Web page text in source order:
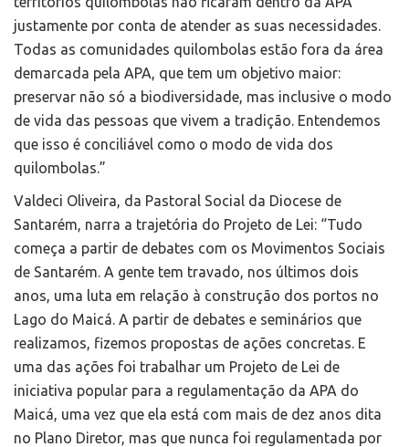
justamente por conta de atender as suas necessidades.
Todas as comunidades quilombolas estão fora da área
demarcada pela APA, que tem um objetivo maior:
preservar não só a biodiversidade, mas inclusive o modo
de vida das pessoas que vivem a tradição. Entendemos
que isso é conciliável como o modo de vida dos
quilombolas.”
Valdeci Oliveira, da Pastoral Social da Diocese de
Santarém, narra a trajetória do Projeto de Lei: “Tudo
começa a partir de debates com os Movimentos Sociais
de Santarém. A gente tem travado, nos últimos dois
anos, uma luta em relação à construção dos portos no
Lago do Maicá. A partir de debates e seminários que
realizamos, fizemos propostas de ações concretas. E
uma das ações foi trabalhar um Projeto de Lei de
iniciativa popular para a regulamentação da APA do
Maicá, uma vez que ela está com mais de dez anos dita
no Plano Diretor, mas que nunca foi regulamentada por